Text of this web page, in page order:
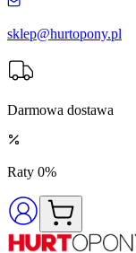
sklep@hurtopony.pl
Darmowa dostawa
Raty 0%